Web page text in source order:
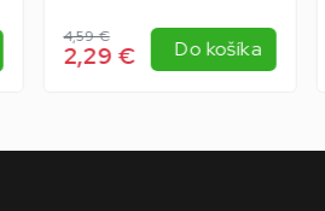
4,59 €
2,29 € Do košíka